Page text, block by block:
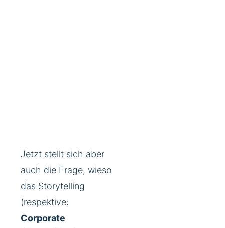
Jetzt stellt sich aber
auch die Frage, wieso
das Storytelling
(respektive:
Corporate